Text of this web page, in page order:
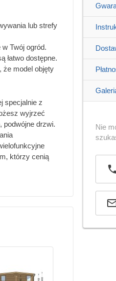
lub strefy
Twój ogród.
łatwo dostępne.
że model objęty
specjalnie z
wyjrzeć
podwójne drzwi.
którzy cenią
Nie